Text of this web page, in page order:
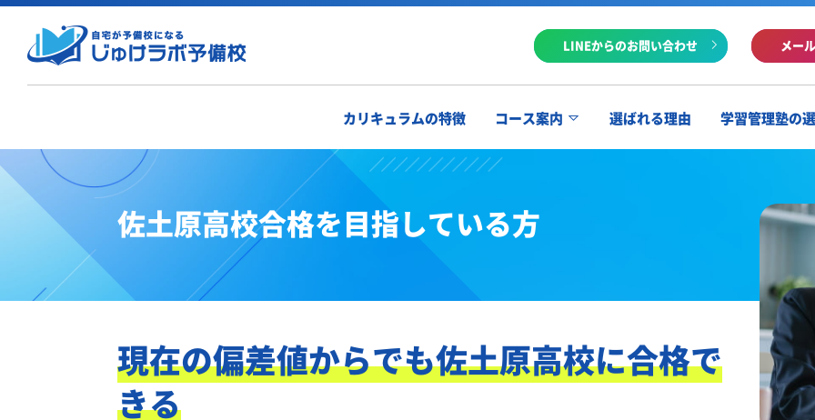
LINEからのお問い合わせ メー
カリキュラムの特徴 コース案内 選ばれる理由 学習管理塾の
佐土原高校合格を目指している方
現在の偏差値からでも佐土原高校に合格で
きる